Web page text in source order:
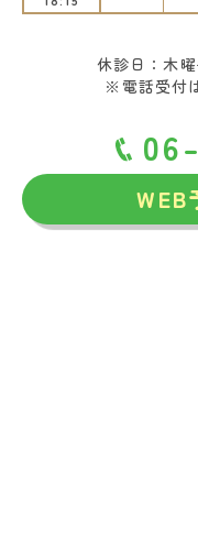
休診日：木
※電話受付
WEB